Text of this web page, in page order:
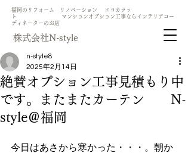
​福岡のリフォーム リノベーション エコカラッ
ト マンションオプション工事ならインテリアコー
ディネーターのお店
​株式会社N-style
絶賛オプション工事見積もり中
です。またまたカーテン N-
style＠福岡
n-style8
2025年2月14日
今日はあさから寒かった・・・。朝か